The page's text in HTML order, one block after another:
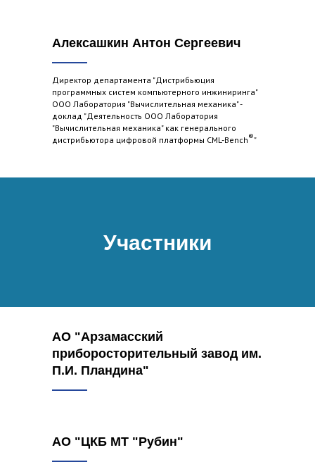
Алексашкин Антон Сергеевич
Директор департамента "Дистрибьюция
программных систем компьютерного инжиниринга"
ООО Лаборатория "Вычислительная механика" -
доклад "Деятельность ООО Лаборатория
"Вычислительная механика" как генерального
дистрибьютора цифровой платформы CML-Bench®"
Участники
АО "Арзамасский
приборосторительный завод им.
П.И. Пландина"
АО "ЦКБ МТ "Рубин"